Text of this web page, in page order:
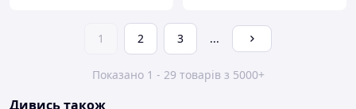
1 2 3 ...
Показано 1 - 29 товарів з 5000+
Дивись також